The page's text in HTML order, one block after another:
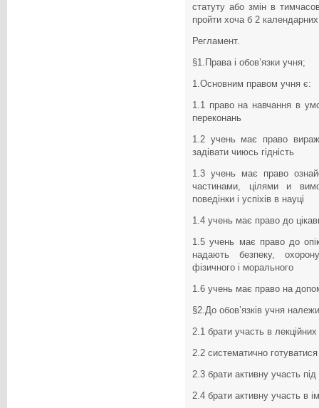
статуту або змін в
пройти хоча б 2 календарних
Регламент.
§1.Права і обов’язки учня;
1.Основним правом учня є:
1.1 право на навчання в
переконань
1.2 учень має право
задівати чиюсь гідність
1.3 учень має право
частинами, цілями и
поведінки і успіхів в науці
1.4 учень має право до
1.5 учень має право до
надають безпеку,
фізичного і морального
1.6 учень має право на
§2.До обов’язків учня
2.1 брати участь в лекційних
2.2 систематично
2.3 брати активну участь
2.4 брати активну участь в